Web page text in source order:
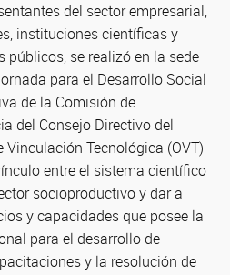
del sector empresarial,
instituciones científicas y
se realizó en la sede
para el Desarrollo Social
de la Comisión de
del Consejo Directivo del
Tecnológica (OVT)
entre el sistema científico
socioproductivo y dar a
y capacidades que posee la
para el desarrollo de
y la resolución de